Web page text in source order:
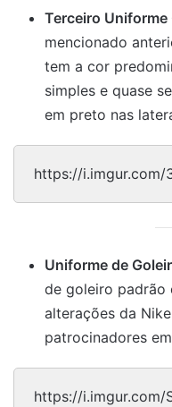
Terceiro
mencionado
tem a cor
simples e quase
em preto nas
Uniforme de
de goleiro padrão
alterações da
patrocinadores